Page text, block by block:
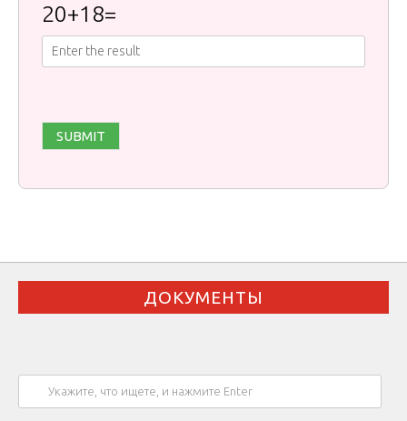
20+18=
ДОКУМЕНТЫ